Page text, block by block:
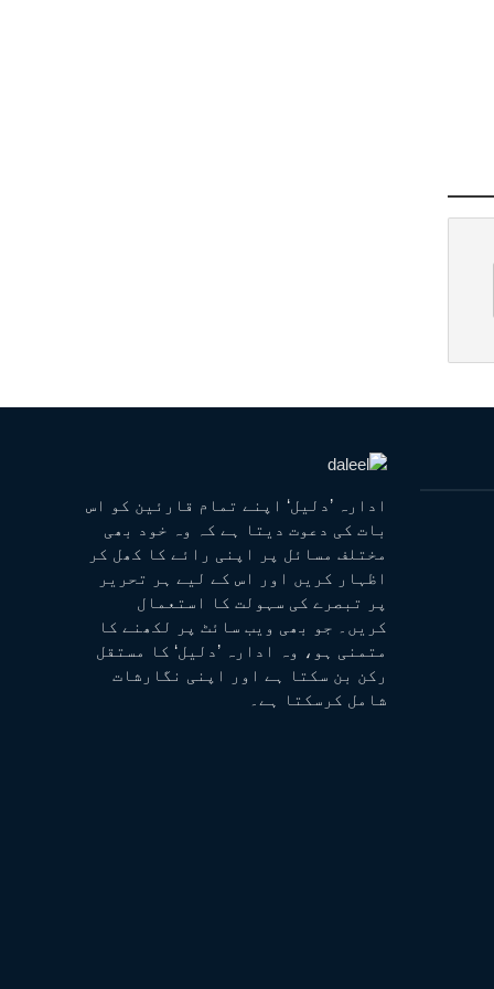
ادارہ ’دلیل‘ اپنے تمام قارئین کو اس
بات کی دعوت دیتا ہے کہ وہ خود بھی
مختلف مسائل پر اپنی رائے کا کھل کر
اظہار کریں اور اس کے لیے ہر تحریر
پر تبصرے کی سہولت کا استعمال
کریں۔ جو بھی ویب سائٹ پر لکھنے کا
متمنی ہو، وہ ادارہ ’دلیل‘ کا مستقل
رکن بن سکتا ہے اور اپنی نگارشات
شامل کرسکتا ہے۔